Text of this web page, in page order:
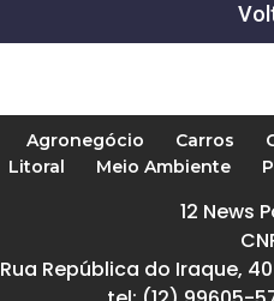
Agronegócio Carros
Litoral Meio Ambiente
12 News
Rua República do Iraque,